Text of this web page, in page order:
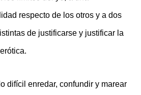
respecto de los otros y a dos
de justificarse y justificar la
difícil enredar, confundir y marear